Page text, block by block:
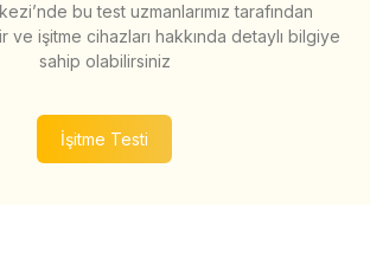
bu test uzmanlarımız tarafından
işitme cihazları hakkında detaylı bilgiye
sahip olabilirsiniz
İşitme Testi